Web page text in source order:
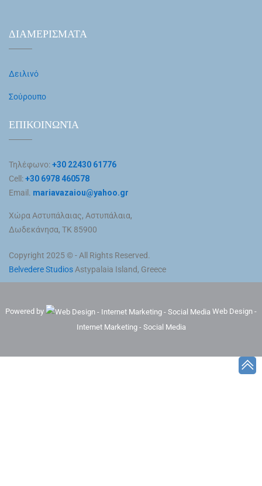
ΔΙΑΜΕΡΙΣΜΑΤΑ
Δειλινό
Σούρουπο
ΕΠΙΚΟΙΝΩΝΊΑ
Τηλέφωνο:+30 22430 61776
Cell:+30 6978 460578
Email. mariavazaiou@yahoo.gr
Χώρα Αστυπάλαιας, Αστυπάλαια,
Δωδεκάνησα, ΤΚ 85900
Copyright 2025 © - All Rights Reserved.
Belvedere Studios Astypalaia Island, Greece
Powered by
Web Design -
Internet Marketing - Social Media